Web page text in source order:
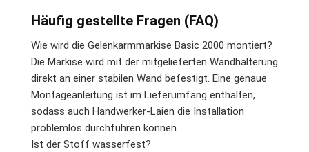
Häufig gestellte Fragen (FAQ)
Wie wird die Gelenkarmmarkise Basic 2000 montiert?
Die Markise wird mit der mitgelieferten Wandhalterung
direkt an einer stabilen Wand befestigt. Eine genaue
Montageanleitung ist im Lieferumfang enthalten,
sodass auch Handwerker-Laien die Installation
problemlos durchführen können.
Ist der Stoff wasserfest?